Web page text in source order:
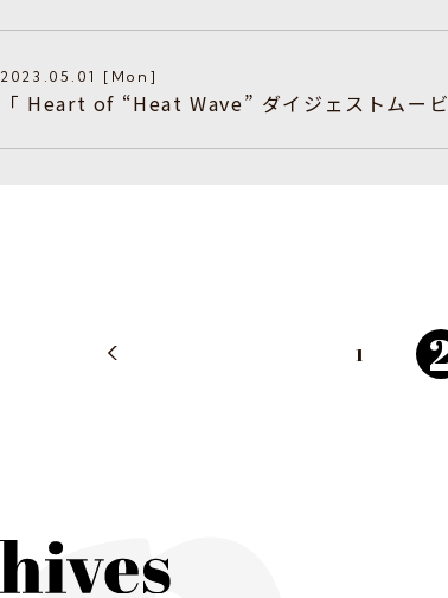
2023.05.01 [Mon]
「 Heart of “Heat Wave” ダイジェストムービ
1